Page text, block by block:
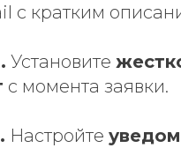
с кратким
Установите
с момента заявки.
Настройте